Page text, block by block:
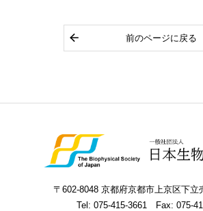
前のページに戻る
〒602-8048 京都府京都市上京区下立
Tel: 075-415-3661Fax: 075-